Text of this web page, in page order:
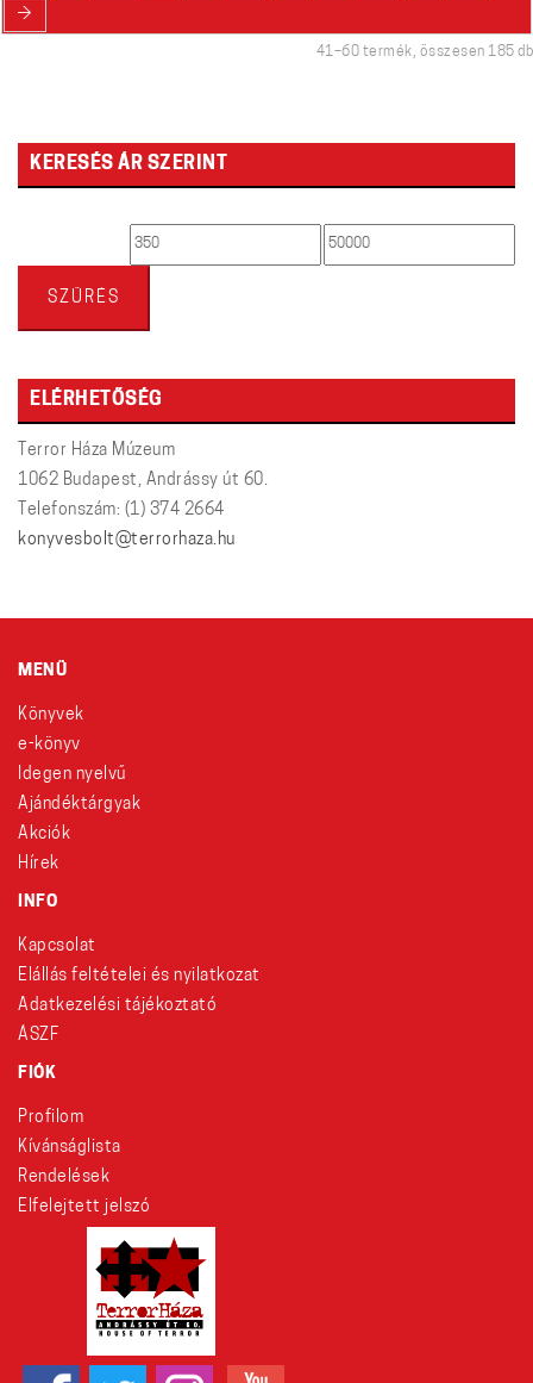
→
41–60 termék, összesen 185 db
KERESÉS ÁR SZERINT
Min Max
SZŰRÉS
ELÉRHETŐSÉG
Terror Háza Múzeum
1062 Budapest, Andrássy út 60.
Telefonszám: (1) 374 2664
konyvesbolt@terrorhaza.hu
MENÜ
Könyvek
e-könyv
Idegen nyelvű
Ajándéktárgyak
Akciók
Hírek
INFO
Kapcsolat
Elállás feltételei és nyilatkozat
Adatkezelési tájékoztató
ÁSZF
FIÓK
Profilom
Kívánságlista
Rendelések
Elfelejtett jelszó